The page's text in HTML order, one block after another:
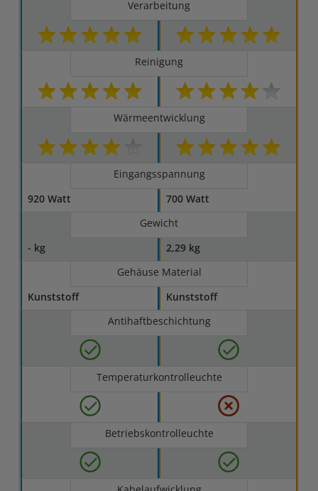
Verarbeitung
Reinigung
Wärmeentwicklung
Eingangsspannung
920 Watt
700 Watt
Gewicht
- kg
2,29 kg
Gehäuse Material
Kunststoff
Kunststoff
Antihaftbeschichtung
Temperaturkontrolleuchte
Betriebskontrolleuchte